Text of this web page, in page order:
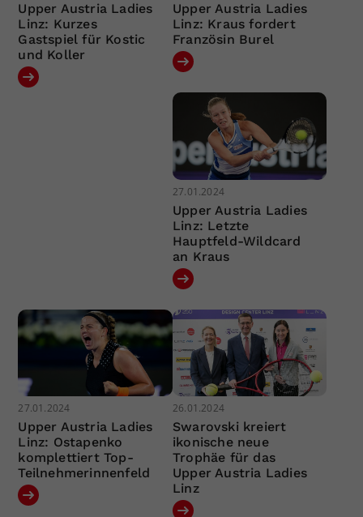
Upper Austria Ladies
Linz: Kurzes
Gastspiel für Kostic
und Koller
Upper Austria Ladies
Linz: Kraus fordert
Französin Burel
27.01.2024
Upper Austria Ladies
Linz: Letzte
Hauptfeld-Wildcard
an Kraus
27.01.2024
Upper Austria Ladies
Linz: Ostapenko
komplettiert Top-
Teilnehmerinnenfeld
26.01.2024
Swarovski kreiert
ikonische neue
Trophäe für das
Upper Austria Ladies
Linz